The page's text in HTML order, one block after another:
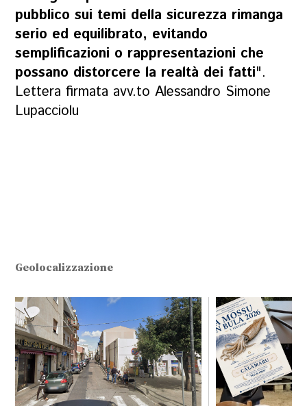
pubblico sui temi della sicurezza rimanga
serio ed equilibrato, evitando
semplificazioni o rappresentazioni che
possano distorcere la realtà dei fatti".
Lettera firmata avv.to Alessandro Simone
Lupacciolu
Geolocalizzazione